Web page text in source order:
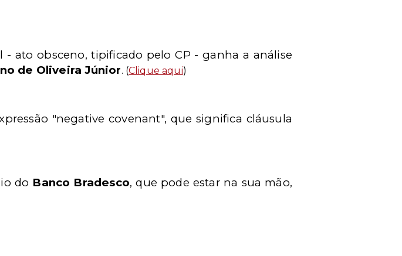
ato obsceno, tipificado pelo CP - ganha a análise
de Oliveira Júnior. (Clique aqui)
"negative covenant", que significa cláusula
do Banco Bradesco, que pode estar na sua mão,